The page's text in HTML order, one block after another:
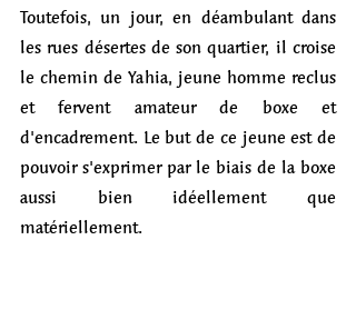
Toutefois, un jour, en déambulant dans
les rues désertes de son quartier, il croise
le chemin de Yahia, jeune homme reclus
et fervent amateur de boxe et
d'encadrement. Le but de ce jeune est de
pouvoir s'exprimer par le biais de la boxe
aussi bien idéellement que
matériellement.